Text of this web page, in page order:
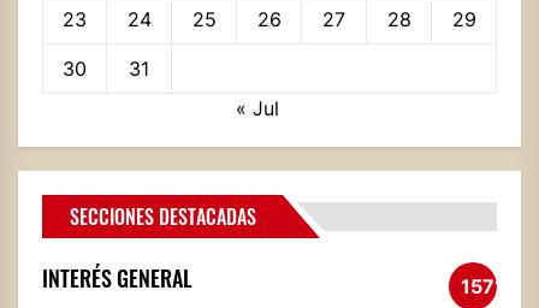
23 24 25 26 27 28 29
30
31
« Jul
SECCIONES DESTACADAS
INTERÉS GENERAL 1571